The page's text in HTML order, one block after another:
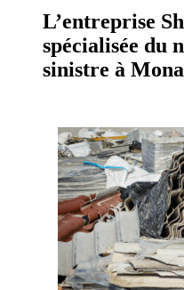
L’entreprise
spécialisée du
sinistre à